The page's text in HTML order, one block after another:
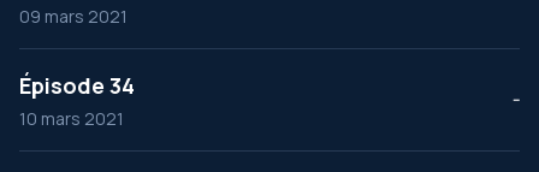
09 mars 2021
Épisode 34
10 mars 2021
--